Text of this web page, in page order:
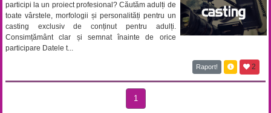
participi la un proiect profesional? Căutăm adulți de
toate vârstele, morfologii și personalități pentru un
casting exclusiv de conținut pentru adulți.
Consimțământ clar și semnat înainte de orice
participare Datele t...
Raport! 2
1